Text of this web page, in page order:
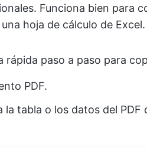
Funciona bien para
hoja de cálculo de Excel.
rápida paso a paso para
PDF.
la tabla o los datos del PDF